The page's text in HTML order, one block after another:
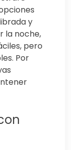
y
la noche,
pero
Por